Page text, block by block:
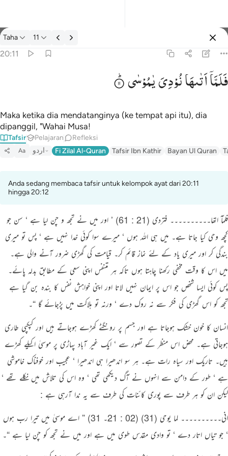
tafsir: Taha 20:11
Taha 11
20:11
فَلَمَّاۤاَتٰىهَانُوْدِیَیٰمُوْسٰی
Maka ketika dia mendatanginya (ke tempat api itu), dia
dipanggil, "Wahai Musa!
Tafsir Pelajaran Refleksi
Aa اردو Fi Zilal Al-Quran Tafsir Ibn Kathir Bayan Ul Quran
Anda sedang membaca tafsir untuk kelompok ayat dari 20:11
hingga 20:12
فلمآ اتھا۔۔۔۔۔۔۔۔۔۔ فتردی (21 : 61) ’ اور میں نے تجھ و چن لیا ہے ‘ سن جو
کچھ وحی کیا جاتا ہے۔ میں ہی اللہ ہوں ‘ میرے سوا کوئی خدا نہیں ہے ‘ پس تو میری
بندگی کر اور میری یاد کے لئے نماز قائم کر۔ قیامت کی گھڑی ضرور آنے والی ہے۔
میں اس کا وقت مخفی رکھنا چاہتا ہوں تاکہ ہر متنفس اپنی سعی کے مطابق بدلہ پائے۔
پس کوئی ایسا شخص جو اس پر ایمان نہیں لاتا اور اپنی خواہش نفس کا بندہ بن گیا ہے
تجھ کو اس گھڑی کی فکر سے نہ روک دے ‘ ورنہ تو ہلاکت میں پڑجائے گا “۔
انسان کا خون خشک ہوجاتا ہے اور جسم پر رونگٹے کھڑے ہوجاتے ہیں اور کپکپی طاری
ہوجاتی ہے۔ محض اس منظر کے تصور سے ‘ ایک غیر آباد پہاڑی پر موسیٰ اکیلے کھڑے
ہیں۔ تاریک اور سیاہ رات ہے۔ ہر سو اندھیرا ہی اندھیرا ‘ عجیب اور خوفناک خاموشی
ہے ‘ طور کے دامن سے انہوں نے آگ دیکھی تھی ‘ وہ اس کی تلاش میں نکلے تھے ‘
لیکن ان کو ہر طرف سے پوری کائنات کی طرف سے یہ ندا آرہی ہے :
انی۔۔۔۔۔۔۔۔۔۔ لما یوحی (31) (02 : 21۔ 31) ” اے موسیٰ میں تیرا رب ہوں
‘ جو تیاں اتار دے ‘ تو وادی مقدس طوی میں ہے اور میں نے تجھ کو چن لیا ہے “۔